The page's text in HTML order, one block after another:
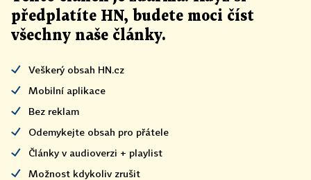
předplatíte HN, budete moci číst
všechny naše články.
Veškerý obsah HN.cz
Mobilní aplikace
Bez reklam
Odemykejte obsah pro přátele
Články v audioverzi + playlist
Možnost kdykoliv zrušit